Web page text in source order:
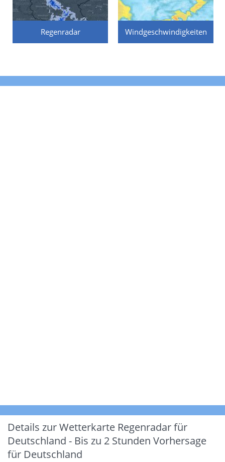
Regenradar Windgeschwindigkeiten
Details zur Wetterkarte Regenradar für
Deutschland - Bis zu 2 Stunden Vorhersage
für Deutschland